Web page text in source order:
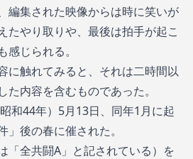
編集された映像からは時に笑いが
たやり取りや、最後は拍手が起こ
じられる。
に触れてみると、それは二時間以
内容を含むものであった。
和44年）5月13日、同年1月に起
後の春に催された。
「全共闘A」と記されている）を